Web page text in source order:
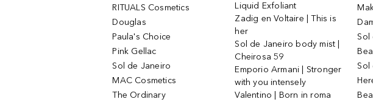
RITUALS Cosmetics
Douglas
Paula's Choice
Pink Gellac
Sol de Janeiro
MAC Cosmetics
The Ordinary
Liquid Exfoliant
Zadig en Voltaire | This is
her
Sol de Janeiro body mist |
Cheirosa 59
Emporio Armani | Stronger
with you intensely
Valentino | Born in roma
Sol
Sol